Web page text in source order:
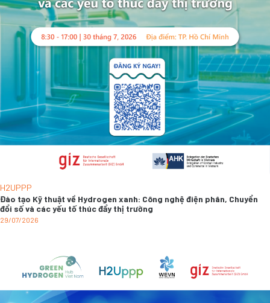
H2UPPP
Đào tạo Kỹ thuật về Hydrogen xanh: Công nghệ điện phân, Chuyển
đổi số và các yếu tố thúc đẩy thị trường
29/07/2026